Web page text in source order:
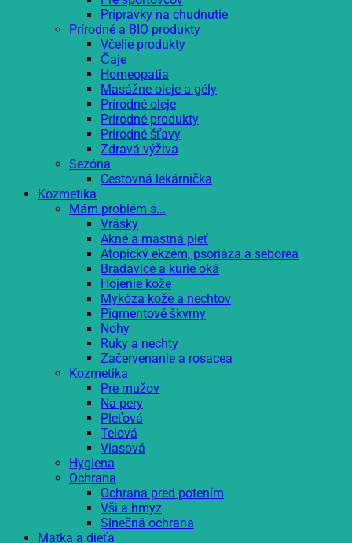
Prípravky na chudnutie
Prírodné a BIO produkty
Včelie produkty
Čaje
Homeopatia
Masážne oleje a gély
Prírodné oleje
Prírodné produkty
Prírodné šťavy
Zdravá výživa
Sezóna
Cestovná lekárnička
Kozmetika
Mám problém s...
Vrásky
Akné a mastná pleť
Atopický ekzém, psoriáza a seborea
Bradavice a kurie oká
Hojenie kože
Mykóza kože a nechtov
Pigmentové škvrny
Nohy
Ruky a nechty
Začervenanie a rosacea
Kozmetika
Pre mužov
Na pery
Pleťová
Telová
Vlasová
Hygiena
Ochrana
Ochrana pred potením
Vši a hmyz
Slnečná ochrana
Matka a dieťa